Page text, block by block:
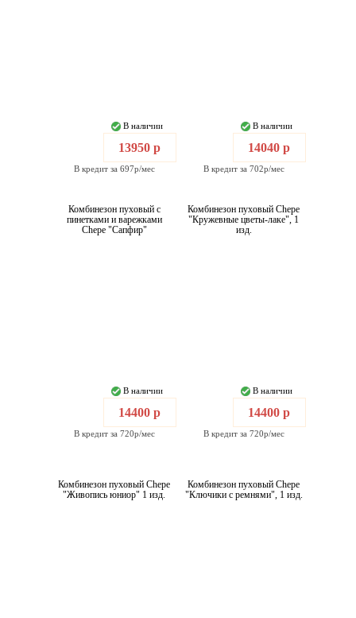
В наличии
13950 р
В кредит за 697р/мес
В наличии
14040 р
В кредит за 702р/мес
Комбинезон пуховый с
пинетками и варежками
Chepe "Сапфир"
В наличии
14400 р
В кредит за 720р/мес
Комбинезон пуховый Chepe
"Кружевные цветы-лаке", 1
изд.
В наличии
14400 р
В кредит за 720р/мес
Комбинезон пуховый Chepe
"Живопись юниор" 1 изд.
Комбинезон пуховый Chepe
"Ключики с ремнями", 1 изд.